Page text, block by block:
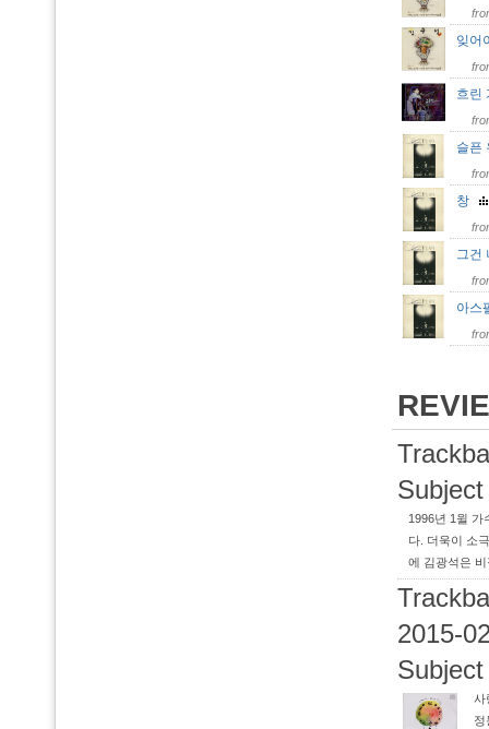
잊어
흐린
슬
창
그건
아스
1996년 1윌 가
다. 더욱이 소
에 김광석은
2015-
사
정